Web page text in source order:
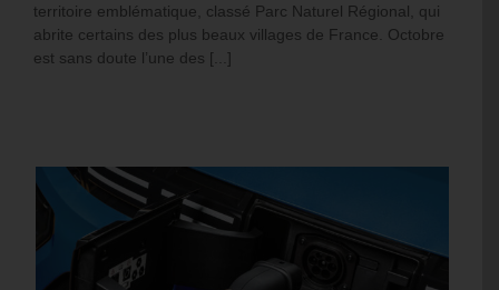
territoire emblématique, classé Parc Naturel Régional, qui
abrite certains des plus beaux villages de France. Octobre
est sans doute l’une des [...]